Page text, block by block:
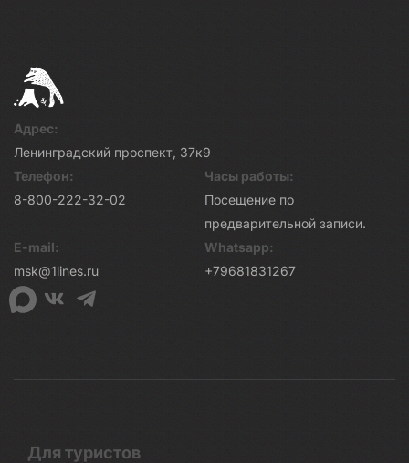
Адрес:
Ленинградский проспект, 37к9
Телефон:
8-800-222-32-02
Часы работы:
Посещение по
предварительной записи.
E-mail:
msk@1lines.ru
Whatsapp:
+79681831267
Для туристов